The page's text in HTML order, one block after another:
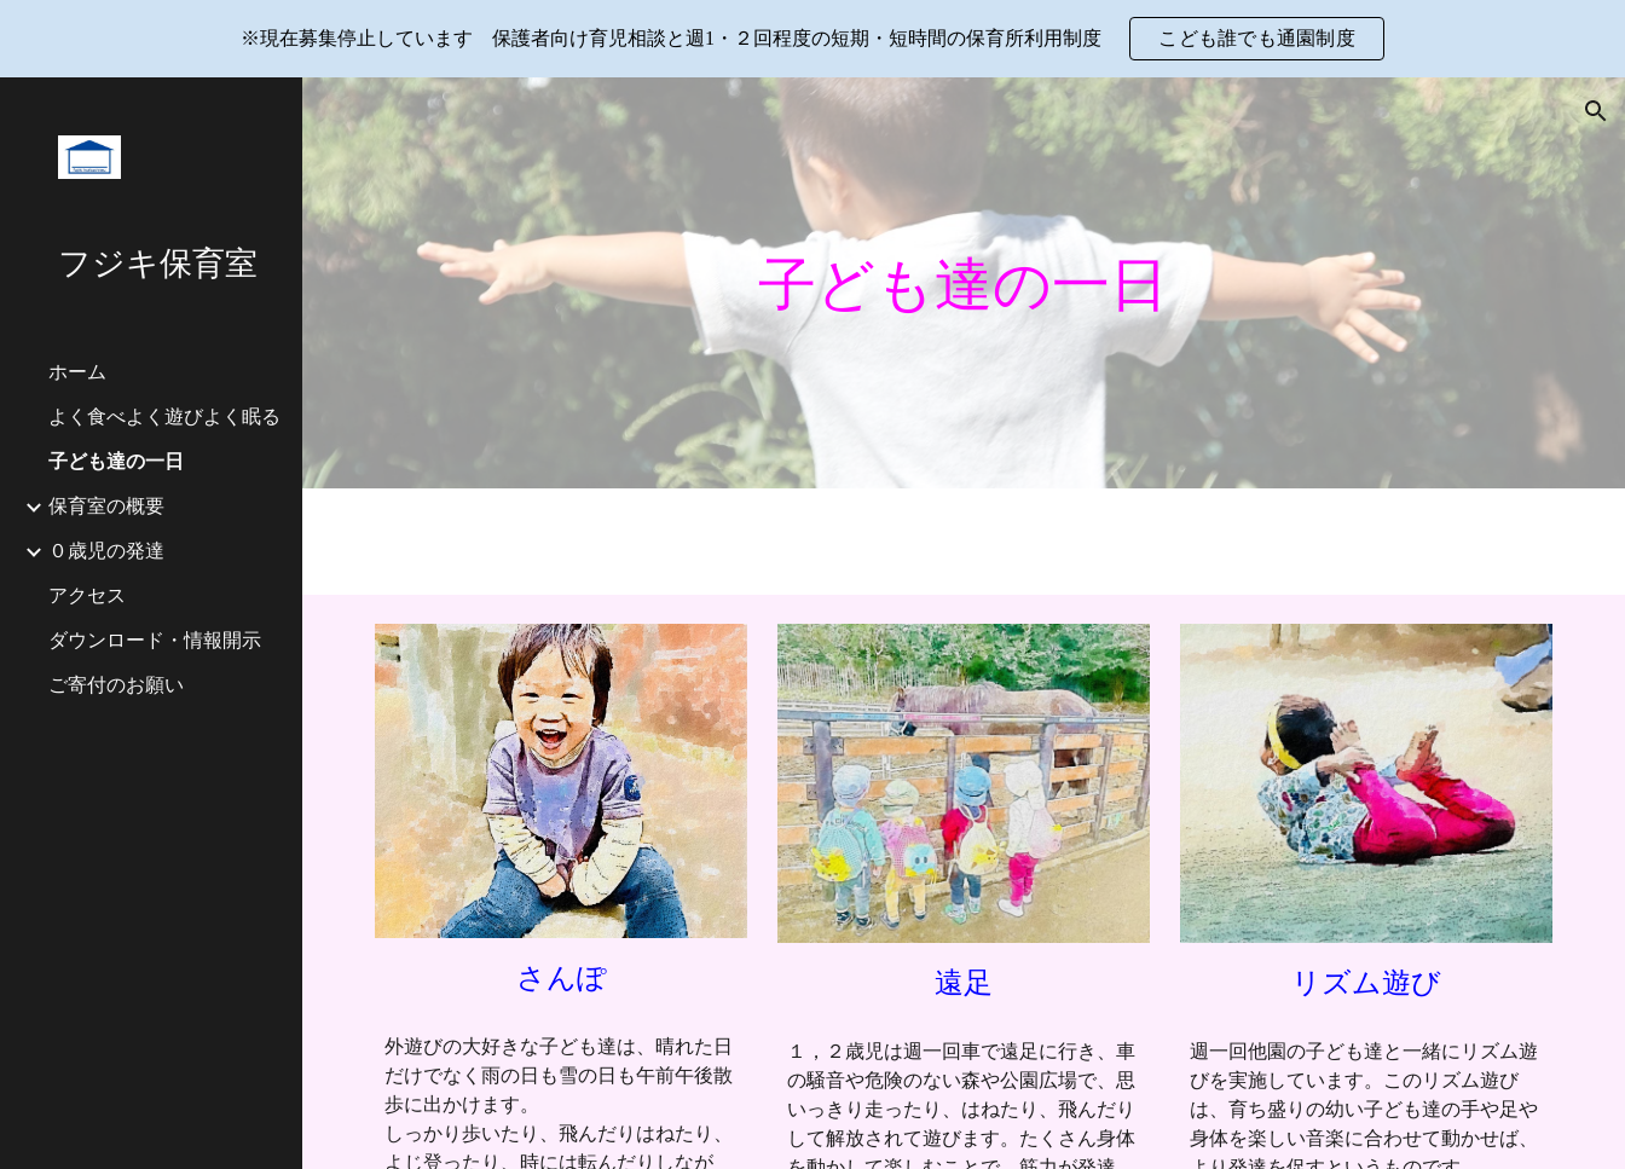
Skip to main content Skip to navigation
※現在募集停止しています 保護者向け育児相談と週1・２回程度の短期・短時間の保育所利用制度 こども誰でも通園制度
フジキ保育室
ホーム
よく食べよく遊びよく眠る
子ども達の一日
保育室の概要
０歳児の発達
アクセス
ダウンロード・情報開示
ご寄付のお願い
子ども達の一日
さんぽ
外遊びの大好きな子ども達は、晴れた日
だけでなく雨の日も雪の日も午前午後散
歩に出かけます。
しっかり歩いたり、飛んだりはねたり、
よじ登ったり、時には転んだりしなが
遠足
１，２歳児は週一回車で遠足に行き、車
の騒音や危険のない森や公園広場で、思
いっきり走ったり、はねたり、飛んだり
して解放されて遊びます。たくさん身体
リズム遊び
週一回他園の子ども達と一緒にリズム遊
びを実施しています。このリズム遊び
は、育ち盛りの幼い子ども達の手や足や
身体を楽しい音楽に合わせて動かせば、